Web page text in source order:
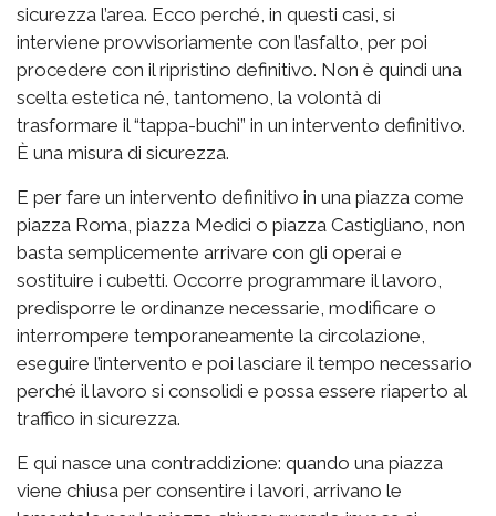
sicurezza l’area. Ecco perché, in questi casi, si
interviene provvisoriamente con l’asfalto, per poi
procedere con il ripristino definitivo. Non è quindi una
scelta estetica né, tantomeno, la volontà di
trasformare il “tappa-buchi” in un intervento definitivo.
È una misura di sicurezza.
E per fare un intervento definitivo in una piazza come
piazza Roma, piazza Medici o piazza Castigliano, non
basta semplicemente arrivare con gli operai e
sostituire i cubetti. Occorre programmare il lavoro,
predisporre le ordinanze necessarie, modificare o
interrompere temporaneamente la circolazione,
eseguire l’intervento e poi lasciare il tempo necessario
perché il lavoro si consolidi e possa essere riaperto al
traffico in sicurezza.
E qui nasce una contraddizione: quando una piazza
viene chiusa per consentire i lavori, arrivano le